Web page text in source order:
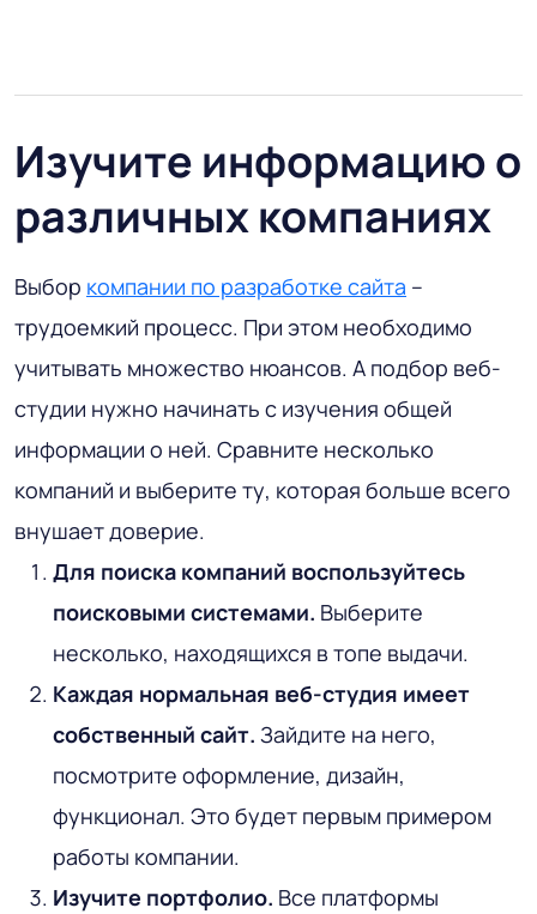
Изучите информацию о
различных компаниях
Выбор компании по разработке сайта –
трудоемкий процесс. При этом необходимо
учитывать множество нюансов. А подбор веб-
студии нужно начинать с изучения общей
информации о ней. Сравните несколько
компаний и выберите ту, которая больше всего
внушает доверие.
Для поиска компаний воспользуйтесь
поисковыми системами. Выберите
несколько, находящихся в топе выдачи.
Каждая нормальная веб-студия имеет
собственный сайт. Зайдите на него,
посмотрите оформление, дизайн,
функционал. Это будет первым примером
работы компании.
Изучите портфолио. Все платформы